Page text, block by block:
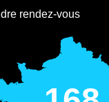
rendez-vous